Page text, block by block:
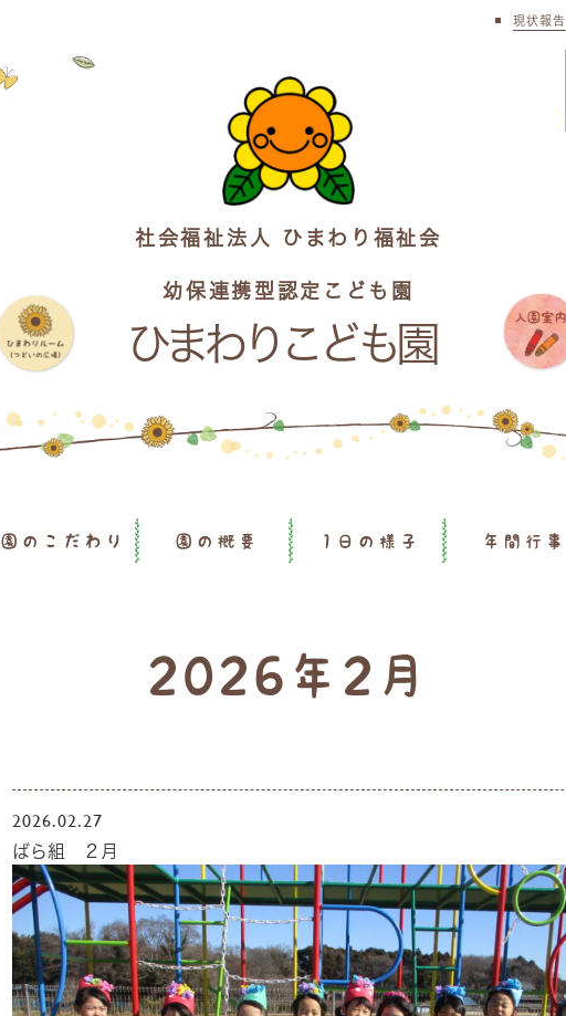
現状報告
社会福祉法人 ひまわり福祉会
幼保連携型認定こども園
ひまわりこども園
園のこだわり 園の概要 1日の様子 年間行事
2026年2月
2026.02.27
ばら組 ２月